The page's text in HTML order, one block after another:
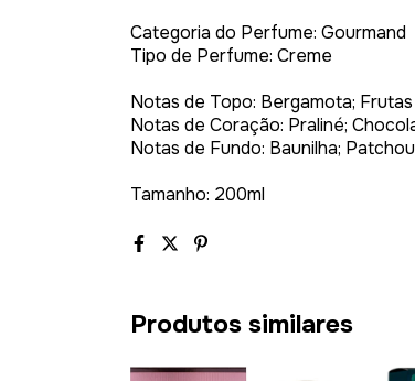
Categoria do Perfume: Gourmand
Tipo de Perfume: Creme
Notas de Topo: Bergamota; Frutas
Notas de Coração: Praliné;
Notas de Fundo: Baunilha;
Tamanho: 200ml
Produtos similares